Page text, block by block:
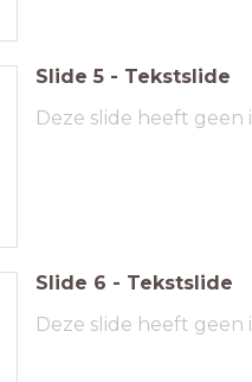
Slide 5 - Tekstslide
Deze slide heeft geen
Slide 6 - Tekstslide
Deze slide heeft geen